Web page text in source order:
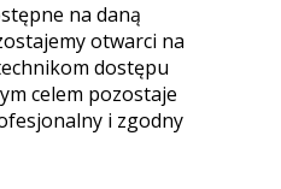
na daną
otwarci na
dostępu
celem pozostaje
i zgodny